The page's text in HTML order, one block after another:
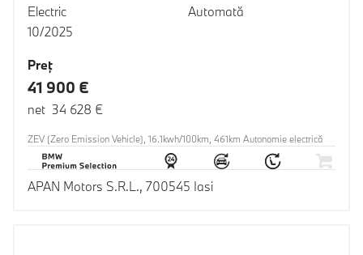
Electric
10/2025
Automată
Preţ
41 900 €
net 34 628 €
ZEV (Zero Emission Vehicle), 16.1kwh/100km, 461km Autonomie electrică
APAN Motors S.R.L., 700545 Iasi